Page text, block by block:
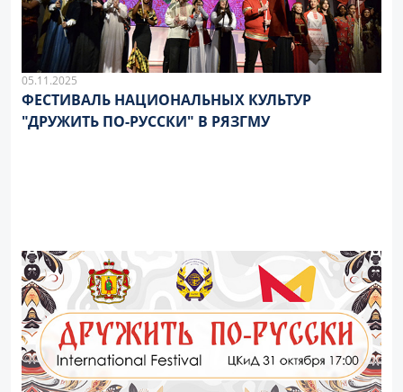
05.11.2025
ФЕСТИВАЛЬ НАЦИОНАЛЬНЫХ КУЛЬТУР
"ДРУЖИТЬ ПО-РУССКИ" В РЯЗГМУ